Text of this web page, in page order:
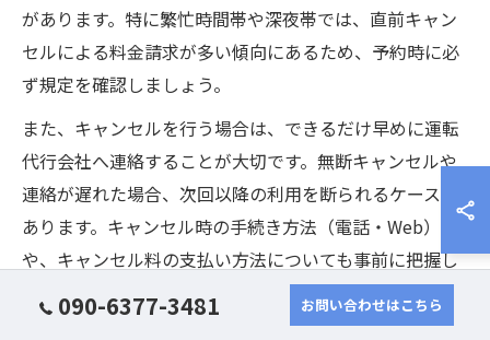
があります。特に繁忙時間帯や深夜帯では、直前キャン
セルによる料金請求が多い傾向にあるため、予約時に必
ず規定を確認しましょう。
また、キャンセルを行う場合は、できるだけ早めに運転
代行会社へ連絡することが大切です。無断キャンセルや
連絡が遅れた場合、次回以降の利用を断られるケースも
あります。キャンセル時の手続き方法（電話・Web）
や、キャンセル料の支払い方法についても事前に把握し
090-6377-3481 お問い合わせはこちら